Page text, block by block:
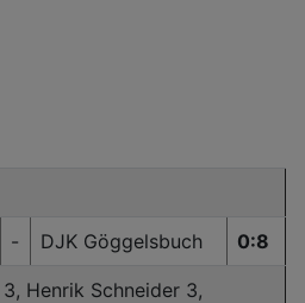
- DJK Göggelsbuch 0:8
Henrik Schneider 3,